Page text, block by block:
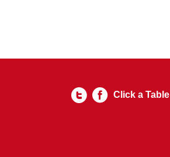
Click a Table